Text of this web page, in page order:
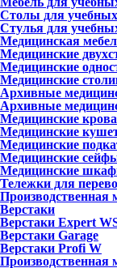
Столы для учебных
Стулья для
Медицинская
Медицинские
Медицинские
Медицинские
Архивные
Архивные
Медицинские
Медицинские
Медицинские
Медицинские
Медицинские
Тележки для
Производственная
Верстаки
Верстаки Expert
Верстаки Garage
Верстаки Profi W
Производственная